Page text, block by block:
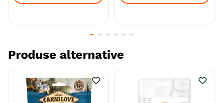
Specie Caini
Talie Mica (S) Medie (M)
Indicatii Speciale
Sistem Imunitar & Alergii
Producator
Produse alternative